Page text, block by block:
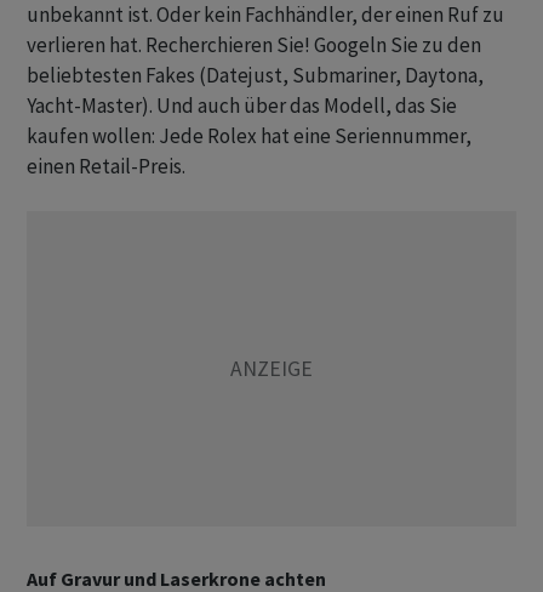
unbekannt ist. Oder kein Fachhändler, der einen Ruf zu
verlieren hat. Recherchieren Sie! Googeln Sie zu den
beliebtesten Fakes (Datejust, Submariner, Daytona,
Yacht-Master). Und auch über das Modell, das Sie
kaufen wollen: Jede Rolex hat eine Seriennummer,
einen Retail-Preis.
Auf Gravur und Laserkrone achten